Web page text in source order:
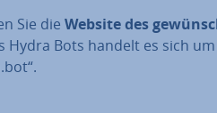
Sie die Website des
Hydra Bots handelt es sich um